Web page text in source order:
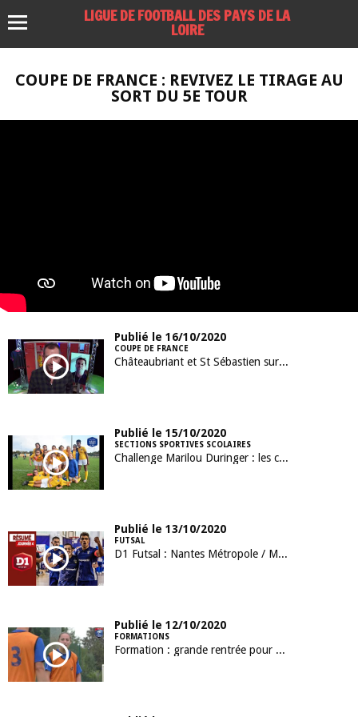
LIGUE DE FOOTBALL DES PAYS DE LA
LOIRE
COUPE DE FRANCE : REVIVEZ LE TIRAGE AU
SORT DU 5E TOUR
Publié le 16/10/2020
COUPE DE FRANCE
Châteaubriant et St Sébastien sur Loire sur France 3
Publié le 15/10/2020
SECTIONS SPORTIVES SCOLAIRES
Challenge Marilou Duringer : les collègiennes de Nantes La Colinière qualifiées !
Publié le 13/10/2020
FUTSAL
D1 Futsal : Nantes Métropole / Mouvaux Lile (1-6)
Publié le 12/10/2020
FORMATIONS
Formation : grande rentrée pour nos BMF Apprentissage